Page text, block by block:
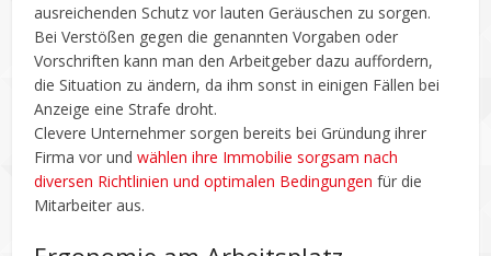
ausreichenden Schutz vor lauten Geräuschen zu sorgen.
Bei Verstößen gegen die genannten Vorgaben oder
Vorschriften kann man den Arbeitgeber dazu auffordern,
die Situation zu ändern, da ihm sonst in einigen Fällen bei
Anzeige eine Strafe droht.
Clevere Unternehmer sorgen bereits bei Gründung ihrer
Firma vor undwählen ihre Immobilie sorgsam nach
diversen Richtlinien und optimalen Bedingungen für die
Mitarbeiter aus.